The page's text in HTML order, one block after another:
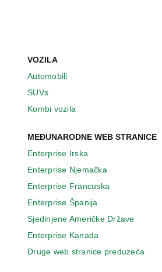
VOZILA
Automobili
SUVs
Kombi vozila
MEĐUNARODNE WEB STRANICE
Enterprise Irska
Enterprise Njemačka
Enterprise Francuska
Enterprise Španija
Sjedinjene Američke Države
Enterprise Κanada
Druge web stranice preduzeća